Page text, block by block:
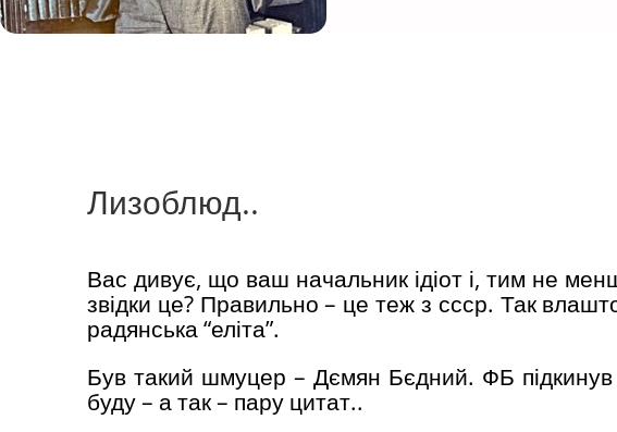
Лизоблюд..
Вас дивує, що ваш начальник ідіот і, тим не
звідки це? Правильно – це теж з ссср. Так
радянська “еліта”.
Був такий шмуцер – Дємян Бєдний. ФБ
буду – а так – пару цитат..